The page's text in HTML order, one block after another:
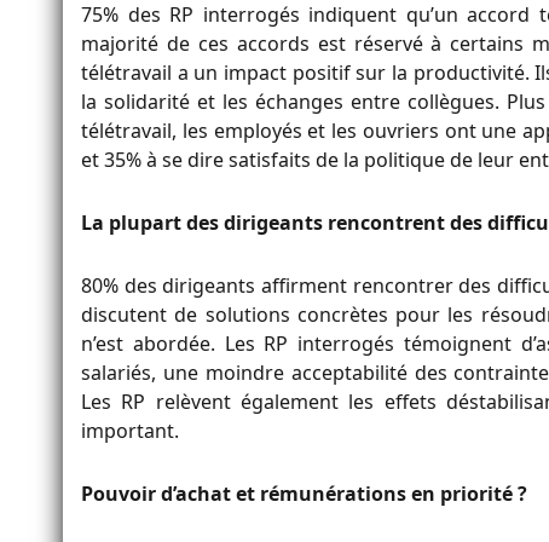
75% des RP interrogés indiquent qu’un
majorité de ces accords est réservé à certains
télétravail a un impact positif sur la productivité.
la solidarité et les échanges entre collègues.
télétravail, les employés et les ouvriers ont une
et 35% à se dire satisfaits de la politique de leur
La plupart des dirigeants rencontrent des
80% des dirigeants affirment rencontrer des
discutent de solutions concrètes pour les
n’est abordée. Les RP interrogés témoignent
salariés, une moindre acceptabilité des
Les RP relèvent également les effets
important.
Pouvoir d’achat et rémunérations en priorité ?